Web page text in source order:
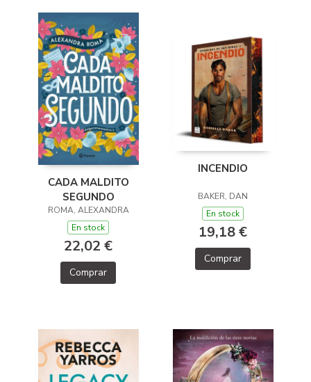
CADA MALDITO
SEGUNDO
ROMA, ALEXANDRA
En stock
22,02 €
Comprar
INCENDIO
BAKER, DAN
En stock
19,18 €
Comprar